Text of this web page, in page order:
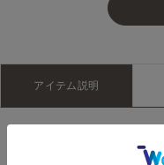
アイテム説明
フロント部分に細かいピ